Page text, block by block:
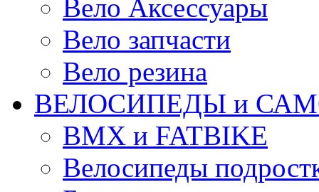
Вело Аксессуары
Вело запчасти
Вело резина
ВЕЛОСИПЕДЫ и
BMX и FATBIKE
Велосипеды